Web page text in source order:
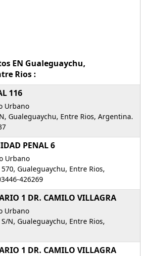
EN Gualeguaychu,
Rios :
116
Urbano
N, Gualeguaychu, Entre Rios, Argentina.
PENAL 6
Urbano
570, Gualeguaychu, Entre Rios,
426269
1 DR. CAMILO VILLAGRA
Urbano
S/N, Gualeguaychu, Entre Rios,
1 DR. CAMILO VILLAGRA